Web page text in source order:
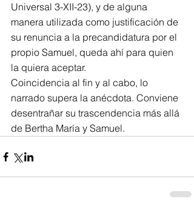
Universal 3-XII-23), y de alguna
manera utilizada como justificación de
su renuncia a la precandidatura por el
propio Samuel, queda ahí para quien
la quiera aceptar.
Coincidencia al fin y al cabo, lo
narrado supera la anécdota. Conviene
desentrañar su trascendencia más allá
de Bertha María y Samuel.